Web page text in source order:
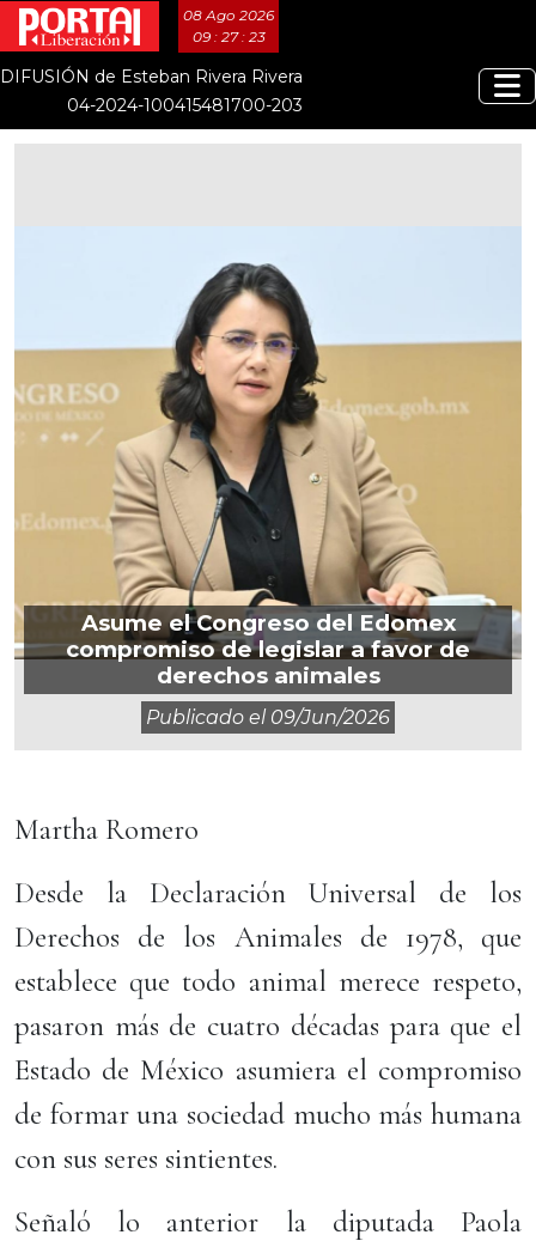
08 Ago 2026
09 : 27 : 24
DIFUSIÓN de Esteban Rivera Rivera
04-2024-100415481700-203
Asume el Congreso del Edomex
compromiso de legislar a favor de
derechos animales
Publicado el 09/jun/2026
Martha Romero
Desde la Declaración Universal de los
Derechos de los Animales de 1978, que
establece que todo animal merece respeto,
pasaron más de cuatro décadas para que el
Estado de México asumiera el compromiso
de formar una sociedad mucho más humana
con sus seres sintientes.
Señaló lo anterior la diputada Paola